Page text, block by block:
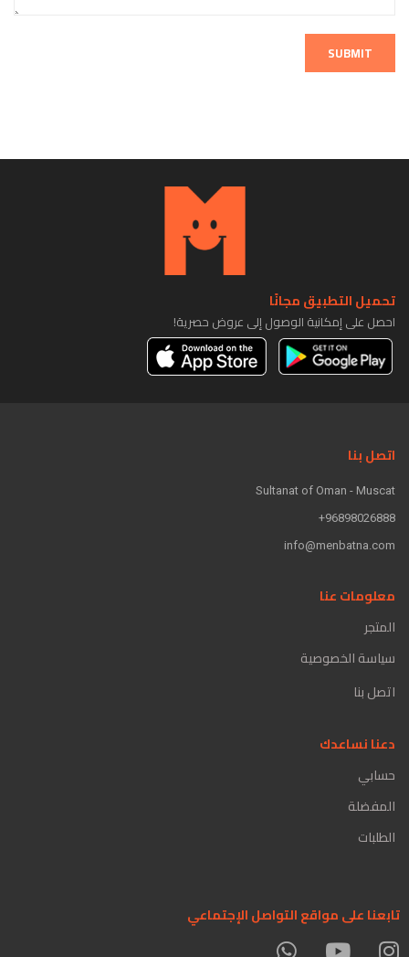
SUBMIT
تحميل التطبيق مجانًا
احصل على إمكانية الوصول إلى عروض حصرية!
اتصل بنا
Sultanat of Oman - Muscat
96898026888+
info@menbatna.com
معلومات عنا
المتجر
سياسة الخصوصية
اتصل بنا
دعنا نساعدك
حسابي
المفضلة
الطلبات
تابعنا على مواقع التواصل الإجتماعي